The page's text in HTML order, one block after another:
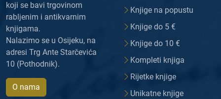
koji se bavi trgovinom
rabljenim i antikvarnim
knjigama.
Nalazimo se u Osijeku, na
adresi Trg Ante Starčevića
10 (Pothodnik).
O nama
Knjige na popustu
Knjige do 5 €
Knjige do 10 €
Kompleti knjiga
Rijetke knjige
Unikatne knjige